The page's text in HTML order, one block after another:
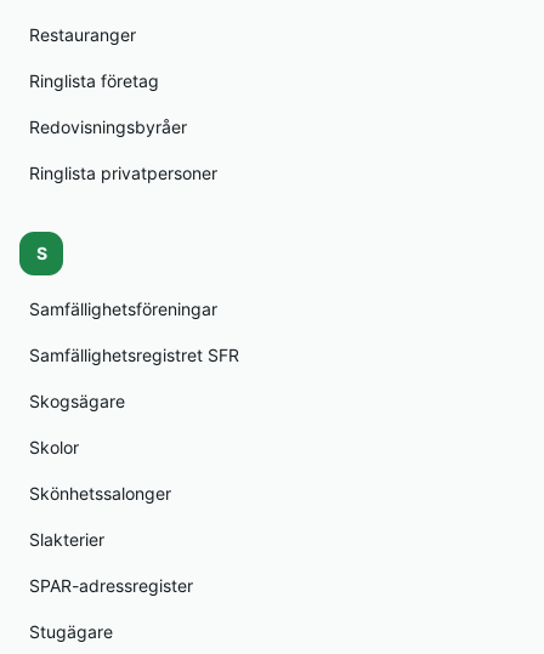
Restauranger
Ringlista företag
Redovisningsbyråer
Ringlista privatpersoner
S
Samfällighetsföreningar
Samfällighetsregistret SFR
Skogsägare
Skolor
Skönhetssalonger
Slakterier
SPAR-adressregister
Stugägare